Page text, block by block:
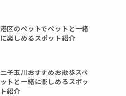
港区のペットでペットと一緒
に楽しめるスポット紹介
二子玉川おすすめお散歩スペ
ットと一緒に楽しめるスポッ
ト紹介